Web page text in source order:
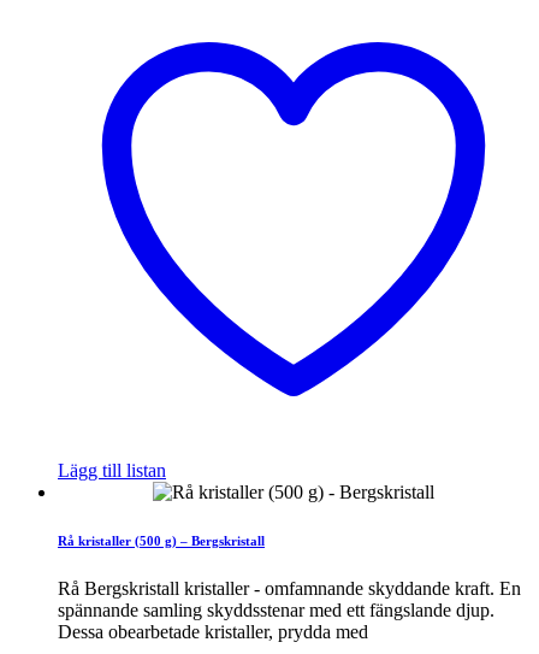
Lägg till listan
Rå kristaller (500 g) – Bergskristall
Rå Bergskristall kristaller - omfamnande skyddande kraft. En
spännande samling skyddsstenar med ett fängslande djup.
Dessa obearbetade kristaller, prydda med